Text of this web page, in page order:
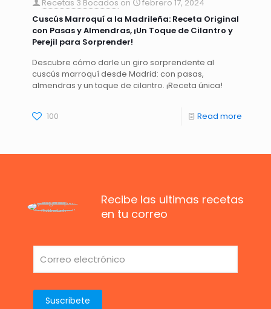
Recetas 3 Bocados on
febrero 17, 2024
Cuscús Marroquí a la Madrileña: Receta Original
con Pasas y Almendras, ¡Un Toque de Cilantro y
Perejil para Sorprender!
Descubre cómo darle un giro sorprendente al
cuscús marroquí desde Madrid: con pasas,
almendras y un toque de cilantro. ¡Receta única!
100 Read more
Recibe las ultimas recetas
en tu correo